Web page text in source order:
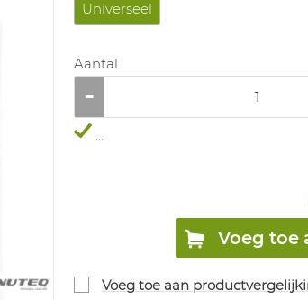
Universeel
Aantal
...
Voeg toe
Voeg toe aan